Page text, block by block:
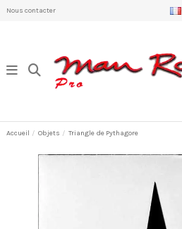
Nous contacter
Accueil Objets Triangle de Pythagore